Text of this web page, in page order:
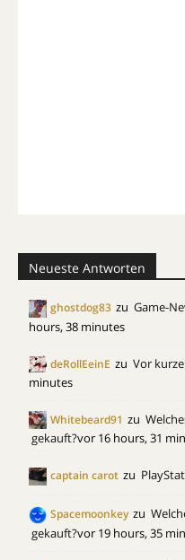
Neueste Antworten
ghostdog83 zu Game-
hours, 38 minutes
deRollEeinE zu Vor
minutes
Whitebeard91 zu
gekauft?vor 16 hours, 31
captain carot zu
Spacemoonkey zu
gekauft?vor 19 hours, 35